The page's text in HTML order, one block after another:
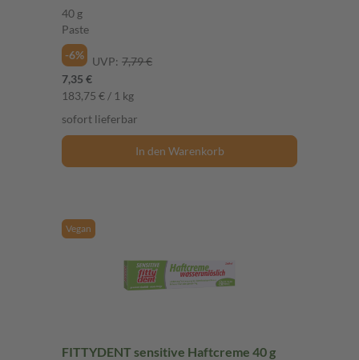
40 g
Paste
-6%
UVP: 7,79 €
7,35 €
183,75 € / 1 kg
sofort lieferbar
In den Warenkorb
Vegan
FITTYDENT sensitive Haftcreme 40 g